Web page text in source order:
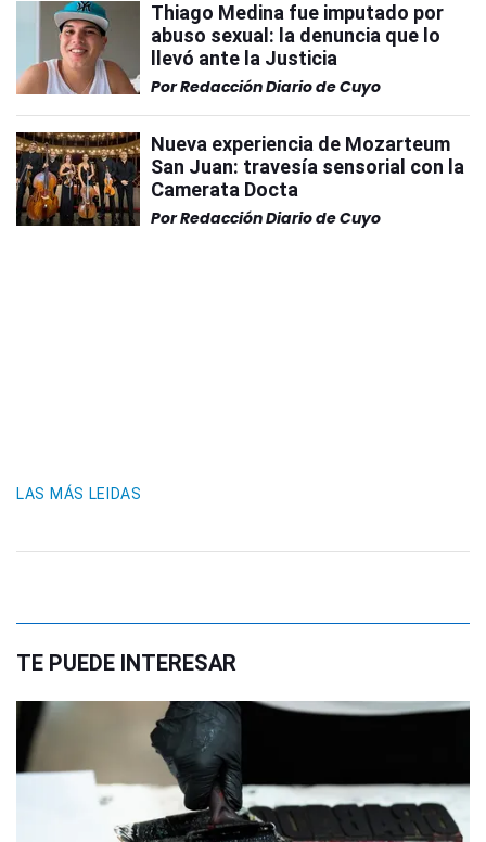
Thiago Medina fue imputado por
abuso sexual: la denuncia que lo
llevó ante la Justicia
PorRedacción Diario de Cuyo
Nueva experiencia de Mozarteum
San Juan: travesía sensorial con la
Camerata Docta
PorRedacción Diario de Cuyo
LAS MÁS LEIDAS
TE PUEDE INTERESAR